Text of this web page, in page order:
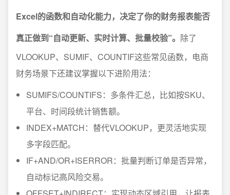
Excel的函数和自动化能力，决定了你的财务报表能否
真正做到“自动更新、实时计算、批量校验”。 除了
VLOOKUP、SUMIF、COUNTIF这些常见函数，电商
财务场景下还建议掌握以下进阶用法：
SUMIFS/COUNTIFS：多条件汇总，比如按SKU、
平台、时间段统计销售额。
INDEX+MATCH：替代VLOOKUP，更灵活地实现
多字段匹配。
IF+AND/OR+ISERROR：批量判断订单是否异常，
自动标记高风险交易。